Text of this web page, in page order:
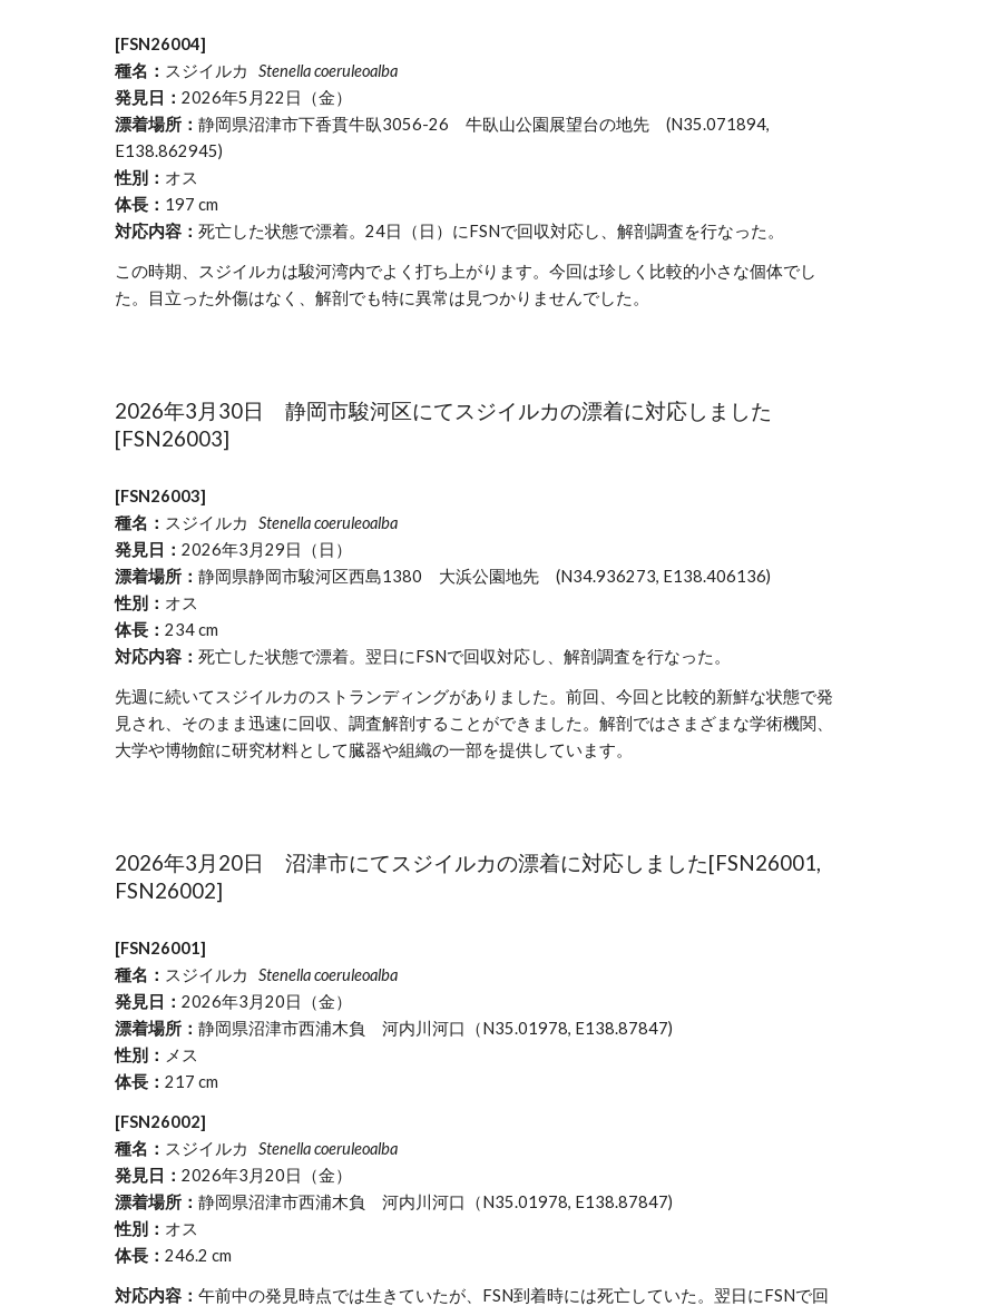
[FSN26004]
種名： スジイルカ Stenella coeruleoalba
発見日： 2026年5月22日（金）
漂着場所： 静岡県沼津市下香貫牛臥3056-26 牛臥山公園展望台の地先 (N35.071894,
E138.862945)
性別： オス
体長： 197 cm
対応内容： 死亡した状態で漂着。24日（日）にFSNで回収対応し、解剖調査を行なった。
この時期、スジイルカは駿河湾内でよく打ち上がります。今回は珍しく比較的小さな個体でし
た。目立った外傷はなく、解剖でも特に異常は見つかりませんでした。
2026年3月30日 静岡市駿河区にてスジイルカの漂着に対応しました
[FSN26003]
[FSN26003]
種名： スジイルカ Stenella coeruleoalba
発見日： 2026年3月29日（日）
漂着場所： 静岡県静岡市駿河区西島1380 大浜公園地先 (N34.936273, E138.406136)
性別： オス
体長： 234 cm
対応内容： 死亡した状態で漂着。翌日にFSNで回収対応し、解剖調査を行なった。
先週に続いてスジイルカのストランディングがありました。前回、今回と比較的新鮮な状態で発
見され、そのまま迅速に回収、調査解剖することができました。解剖ではさまざまな学術機関、
大学や博物館に研究材料として臓器や組織の一部を提供しています。
2026年3月20日 沼津市にてスジイルカの漂着に対応しました[FSN26001,
FSN26002]
[FSN26001]
種名： スジイルカ Stenella coeruleoalba
発見日： 2026年3月20日（金）
漂着場所： 静岡県沼津市西浦木負 河内川河口（N35.01978, E138.87847)
性別： メス
体長： 217 cm
[FSN26002]
種名： スジイルカ Stenella coeruleoalba
発見日： 2026年3月20日（金）
漂着場所： 静岡県沼津市西浦木負 河内川河口（N35.01978, E138.87847)
性別： オス
体長： 246.2 cm
対応内容： 午前中の発見時点では生きていたが、FSN到着時には死亡していた。 翌日にFSNで回